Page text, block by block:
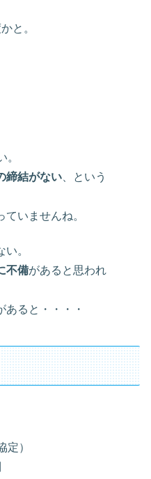
と。
。
締結がない 、という
いませんね。
。
不備があると思われ
あると・・・・
）